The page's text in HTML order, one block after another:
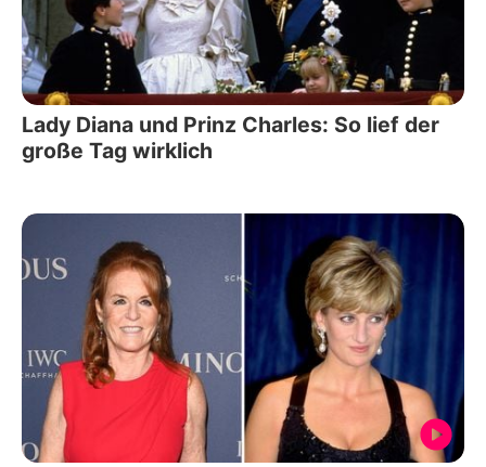
Lady Diana und Prinz Charles: So lief der
große Tag wirklich